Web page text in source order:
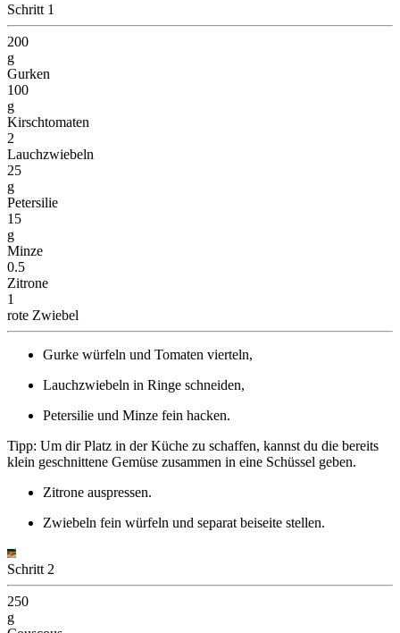
Schritt 1
200
g
Gurken
100
g
Kirschtomaten
2
Lauchzwiebeln
25
g
Petersilie
15
g
Minze
0.5
Zitrone
1
rote Zwiebel
Gurke würfeln und Tomaten vierteln,
Lauchzwiebeln in Ringe schneiden,
Petersilie und Minze fein hacken.
Tipp: Um dir Platz in der Küche zu schaffen, kannst du die bereits
klein geschnittene Gemüse zusammen in eine Schüssel geben.
Zitrone auspressen.
Zwiebeln fein würfeln und separat beiseite stellen.
Schritt 2
250
g